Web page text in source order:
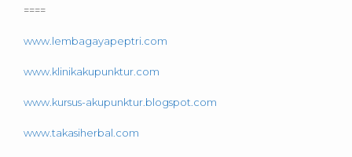
====
www.lembagayapeptri.com
www.klinikakupunktur.com
www.kursus-akupunktur.blogspot.com
www.takasiherbal.com